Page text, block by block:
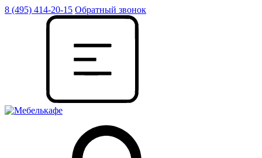
8 (495) 414-20-15 Обратный звонок